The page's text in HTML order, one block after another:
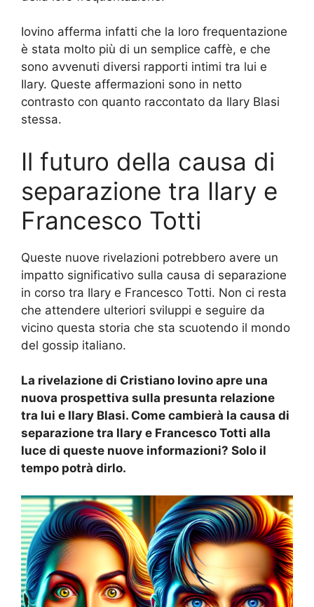
Iovino afferma infatti che la loro frequentazione
è stata molto più di un semplice caffè, e che
sono avvenuti diversi rapporti intimi tra lui e
Ilary. Queste affermazioni sono in netto
contrasto con quanto raccontato da Ilary Blasi
stessa.
Il futuro della causa di
separazione tra Ilary e
Francesco Totti
Queste nuove rivelazioni potrebbero avere un
impatto significativo sulla causa di separazione
in corso tra Ilary e Francesco Totti. Non ci resta
che attendere ulteriori sviluppi e seguire da
vicino questa storia che sta scuotendo il mondo
del gossip italiano.
La rivelazione di Cristiano Iovino apre una
nuova prospettiva sulla presunta relazione
tra lui e Ilary Blasi. Come cambierà la causa di
separazione tra Ilary e Francesco Totti alla
luce di queste nuove informazioni? Solo il
tempo potrà dirlo.